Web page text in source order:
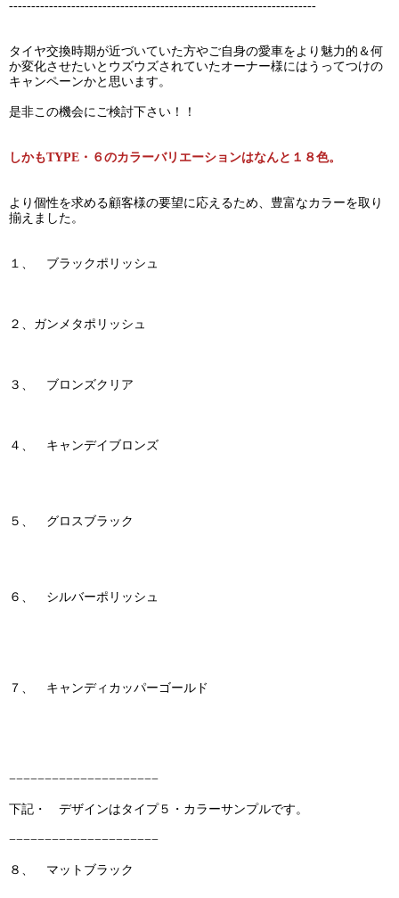
---------------------------------------------------------------------
タイヤ交換時期が近づいていた方やご自身の愛車をより魅力的＆何
か変化させたいとウズウズされていたオーナー様にはうってつけの
キャンペーンかと思います。
是非この機会にご検討下さい！！
しかもTYPE・６のカラーバリエーションはなんと１８色。
より個性を求める顧客様の要望に応えるため、豊富なカラーを取り
揃えました。
１、 ブラックポリッシュ
２、ガンメタポリッシュ
３、 ブロンズクリア
４、 キャンデイブロンズ
５、 グロスブラック
６、 シルバーポリッシュ
７、 キャンディカッパーゴールド
−−−−−−−−−−−−−−−−−−−−−
下記・ デザインはタイプ５・カラーサンプルです。
−−−−−−−−−−−−−−−−−−−−−
８、 マットブラック